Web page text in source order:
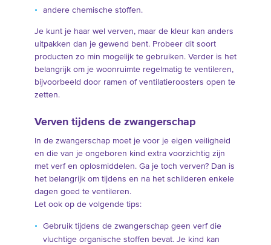
andere chemische stoffen.
Je kunt je haar wel verven, maar de kleur kan anders
uitpakken dan je gewend bent. Probeer dit soort
producten zo min mogelijk te gebruiken. Verder is het
belangrijk om je woonruimte regelmatig te ventileren,
bijvoorbeeld door ramen of ventilatieroosters open te
zetten.
Verven tijdens de zwangerschap
In de zwangerschap moet je voor je eigen veiligheid
en die van je ongeboren kind extra voorzichtig zijn
met verf en oplosmiddelen. Ga je toch verven? Dan is
het belangrijk om tijdens en na het schilderen enkele
dagen goed te ventileren.
Let ook op de volgende tips:
Gebruik tijdens de zwangerschap geen verf die
vluchtige organische stoffen bevat. Je kind kan